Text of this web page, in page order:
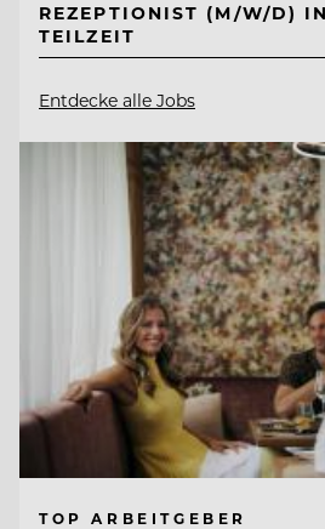
REZEPTIONIST (M/W/D)
TEILZEIT
Entdecke alle Jobs
TOP ARBEITGEBER